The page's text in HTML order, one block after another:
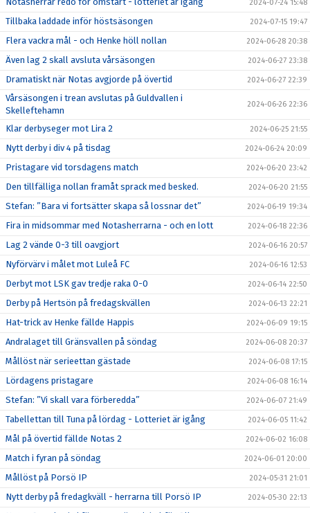
2024-07-24 15:48
Tillbaka laddade inför höstsäsongen 2024-07-15 19:47
Flera vackra mål - och Henke höll nollan 2024-06-28 20:38
Även lag 2 skall avsluta vårsäsongen 2024-06-27 23:38
Dramatiskt när Notas avgjorde på övertid 2024-06-27 22:39
Vårsäsongen i trean avslutas på Guldvallen i
Skelleftehamn
2024-06-26 22:36
Klar derbyseger mot Lira 2 2024-06-25 21:55
Nytt derby i div 4 på tisdag 2024-06-24 20:09
Pristagare vid torsdagens match 2024-06-20 23:42
Den tillfälliga nollan framåt sprack med besked. 2024-06-20 21:55
Stefan: ”Bara vi fortsätter skapa så lossnar det” 2024-06-19 19:34
Fira in midsommar med Notasherrarna - och en lott 2024-06-18 22:36
Lag 2 vände 0-3 till oavgjort 2024-06-16 20:57
Nyförvärv i målet mot Luleå FC 2024-06-16 12:53
Derbyt mot LSK gav tredje raka 0-0 2024-06-14 22:50
Derby på Hertsön på fredagskvällen 2024-06-13 22:21
Hat-trick av Henke fällde Happis 2024-06-09 19:15
Andralaget till Gränsvallen på söndag 2024-06-08 20:37
Mållöst när serieettan gästade 2024-06-08 17:15
Lördagens pristagare 2024-06-08 16:14
Stefan: ”Vi skall vara förberedda” 2024-06-07 21:49
Tabellettan till Tuna på lördag - Lotteriet är igång 2024-06-05 11:42
Mål på övertid fällde Notas 2 2024-06-02 16:08
Match i fyran på söndag 2024-06-01 20:00
Mållöst på Porsö IP 2024-05-31 21:01
Nytt derby på fredagkväll - herrarna till Porsö IP 2024-05-30 22:13